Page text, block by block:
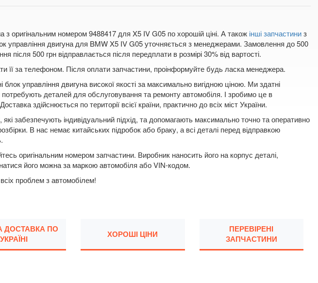
оригінальним номером 9488417 для X5 IV G05 по хорошій ціні. А також інші запчастиниз
управління двигуна для BMW X5 IV G05 уточняється з менеджерами. Замовлення до 500
після 500 грн відправлається після передплати в розмірі 30% від вартості.
її за телефоном. Після оплати запчастини, проінформуйте будь ласка менеджера.
управління двигуна високої якості за максимально вигідною ціною. Ми здатні
потребують деталей для обслуговування та ремонту автомобіля. І зробимо це в
здійснюється по території всієї країни, практично до всіх міст України.
які забезпечують індивідуальний підхід, та допомагають максимально точно та оперативно
В нас немає китайських підробок або браку, а всі деталі перед відправкою
оригінальним номером запчастини. Виробник наносить його на корпус деталі,
його можна за маркою автомобіля або VIN-кодом.
проблем з автомобілем!
ДОСТАВКА ПО
УКРАЇНІ
ХОРОШІ ЦІНИ
ПЕРЕВІРЕНІ
ЗАПЧАСТИНИ